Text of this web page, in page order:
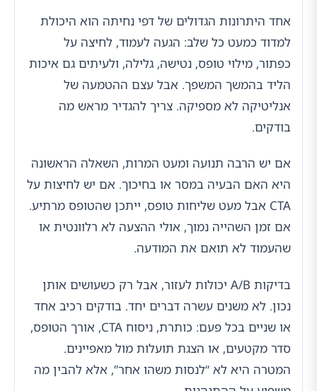
אחד היתרונות הגדולים של דפי נחיתה הוא היכולת
למדוד כמעט כל שלב: הגעה לעמוד, לחיצה על
כפתור, מילוי טופס, נטישה, גלילה, ולעיתים גם איכות
הליד בהמשך המשפך. אבל עצם ההטמעה של
אנליטיקה לא מספיקה. צריך להגדיר מראש מה
בודקים.
אם יש הרבה תנועה ומעט המרות, השאלה הראשונה
היא האם הבעיה במסר או בחיכוך. אם יש לחיצות על
CTA אבל מעט שליחות טופס, ייתכן שהטופס מרתיע.
אם זמן השהייה נמוך, אולי ההצעה לא רלוונטית או
שהעמוד לא תואם את המודעה.
בדיקות A/B יכולות לעזור, אבל רק כשעושים אותן
נכון. לא משנים עשרה דברים יחד. בודקים רכיב אחד
או שניים בכל פעם: כותרת, ניסוח CTA, אורך הטופס,
סדר מקטעים, או הצגת תועלות מול מאפיינים.
המטרה היא לא “לנסות משהו אחר”, אלא להבין מה